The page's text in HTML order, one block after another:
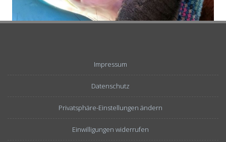
Impressum
Datenschutz
Privatsphäre-Einstellungen ändern
Einwilligungen widerrufen